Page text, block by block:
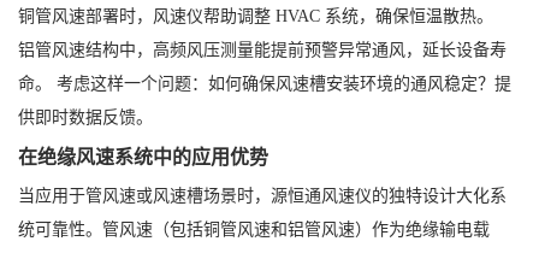
铜管风速部署时，风速仪帮助调整 HVAC 系统，确保恒温散热。
铝管风速结构中，高频风压测量能提前预警异常通风，延长设备寿
命。 考虑这样一个问题：如何确保风速槽安装环境的通风稳定？提
供即时数据反馈。
在绝缘风速系统中的应用优势
当应用于管风速或风速槽场景时，源恒通风速仪的独特设计大化系
统可靠性。管风速（包括铜管风速和铝管风速）作为绝缘输电载